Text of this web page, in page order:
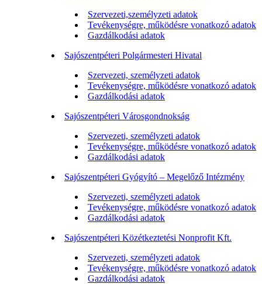
Szervezeti,személyzeti adatok
Tevékenységre, működésre vonatkozó adatok
Gazdálkodási adatok
Sajószentpéteri Polgármesteri Hivatal
Szervezeti, személyzeti adatok
Tevékenységre, működésre vonatkozó adatok
Gazdálkodási adatok
Sajószentpéteri Városgondnokság
Szervezeti, személyzeti adatok
Tevékenységre, működésre vonatkozó adatok
Gazdálkodási adatok
Sajószentpéteri Gyógyító – Megelőző Intézmény
Szervezeti, személyzeti adatok
Tevékenységre, működésre vonatkozó adatok
Gazdálkodási adatok
Sajószentpéteri Közétkeztetési Nonprofit Kft.
Szervezeti, személyzeti adatok
Tevékenységre, működésre vonatkozó adatok
Gazdálkodási adatok